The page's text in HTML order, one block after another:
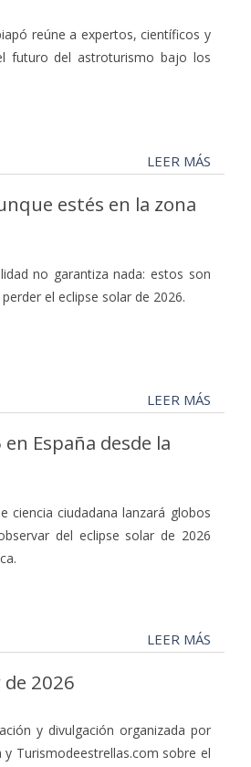
reúne a expertos, científicos y
futuro del astroturismo bajo los
LEER MÁS
estés en la zona
no garantiza nada: estos son
el eclipse solar de 2026.
LEER MÁS
España desde la
ciencia ciudadana lanzará globos
del eclipse solar de 2026
LEER MÁS
2026
y divulgación organizada por
Turismodeestrellas.com sobre el